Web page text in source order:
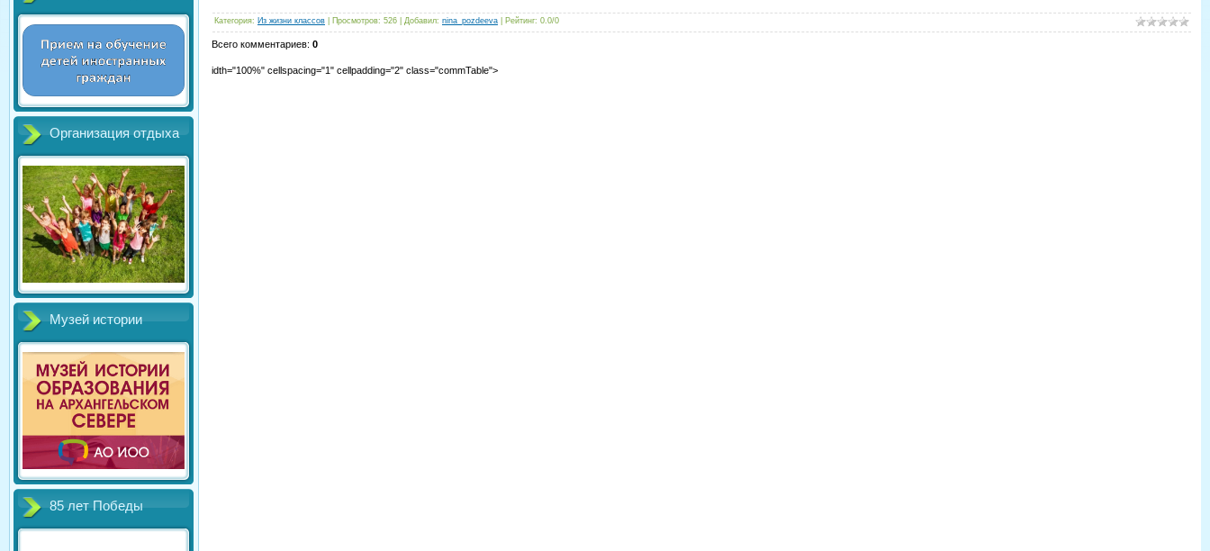
Организация отдыха
Музей истории
85 лет Победы
Категория: Из жизни классов Просмотров: 526 Добавил: nina_pozdeeva Рейтинг: 0.0/0
Всего комментариев: 0
idth="100%" cellspacing="1" cellpadding="2" class="commTable">